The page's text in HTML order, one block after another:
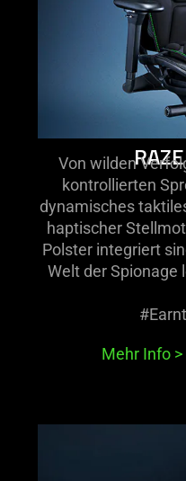
Von wilden
kontrollierten
dynamisches
haptischer
Polster integriert
Welt der Spionage
Mehr Info >